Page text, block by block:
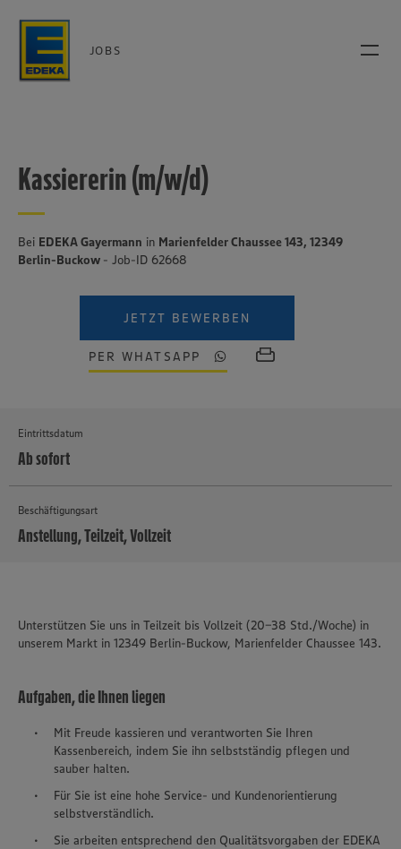
JOBS
Kassiererin (m/w/d)
Bei EDEKA Gayermann in Marienfelder Chaussee 143, 12349
Berlin-Buckow - Job-ID 62668
JETZT BEWERBEN
PER WHATSAPP
Eintrittsdatum
Ab sofort
Beschäftigungsart
Anstellung, Teilzeit, Vollzeit
Unterstützen Sie uns in Teilzeit bis Vollzeit (20-38 Std./Woche) in
unserem Markt in 12349 Berlin-Buckow, Marienfelder Chaussee 143.
Aufgaben, die Ihnen liegen
Mit Freude kassieren und verantworten Sie Ihren
Kassenbereich, indem Sie ihn selbstständig pflegen und
sauber halten.
Für Sie ist eine hohe Service- und Kundenorientierung
selbstverständlich.
Sie arbeiten entsprechend den Qualitätsvorgaben der EDEKA